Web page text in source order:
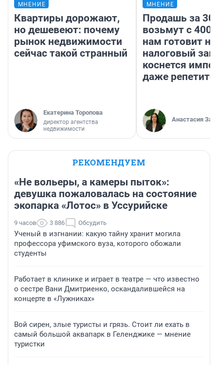
МНЕНИЕ
Квартиры дорожают,
но дешевеют: почему
рынок недвижимости
сейчас такой странный
Екатерина Торопова
директор агентства
недвижимости
МНЕНИЕ
Продашь за
возьмут с
нам готовит
налоговый
коснется
даже
Анастасия
РЕКОМЕНДУЕМ
«Не вольеры, а камеры пыток»:
девушка пожаловалась на состояние
экопарка «Лотос» в Уссурийске
9 часов 3 886 Обсудить
Ученый в изгнании: какую тайну хранит могила
профессора уфимского вуза, которого обожали
студенты
Работает в клинике и играет в театре — что известно
о сестре Вани Дмитриенко, оскандалившейся на
концерте в «Лужниках»
Вой сирен, злые туристы и грязь. Стоит ли ехать в
самый большой аквапарк в Геленджике — мнение
туристки